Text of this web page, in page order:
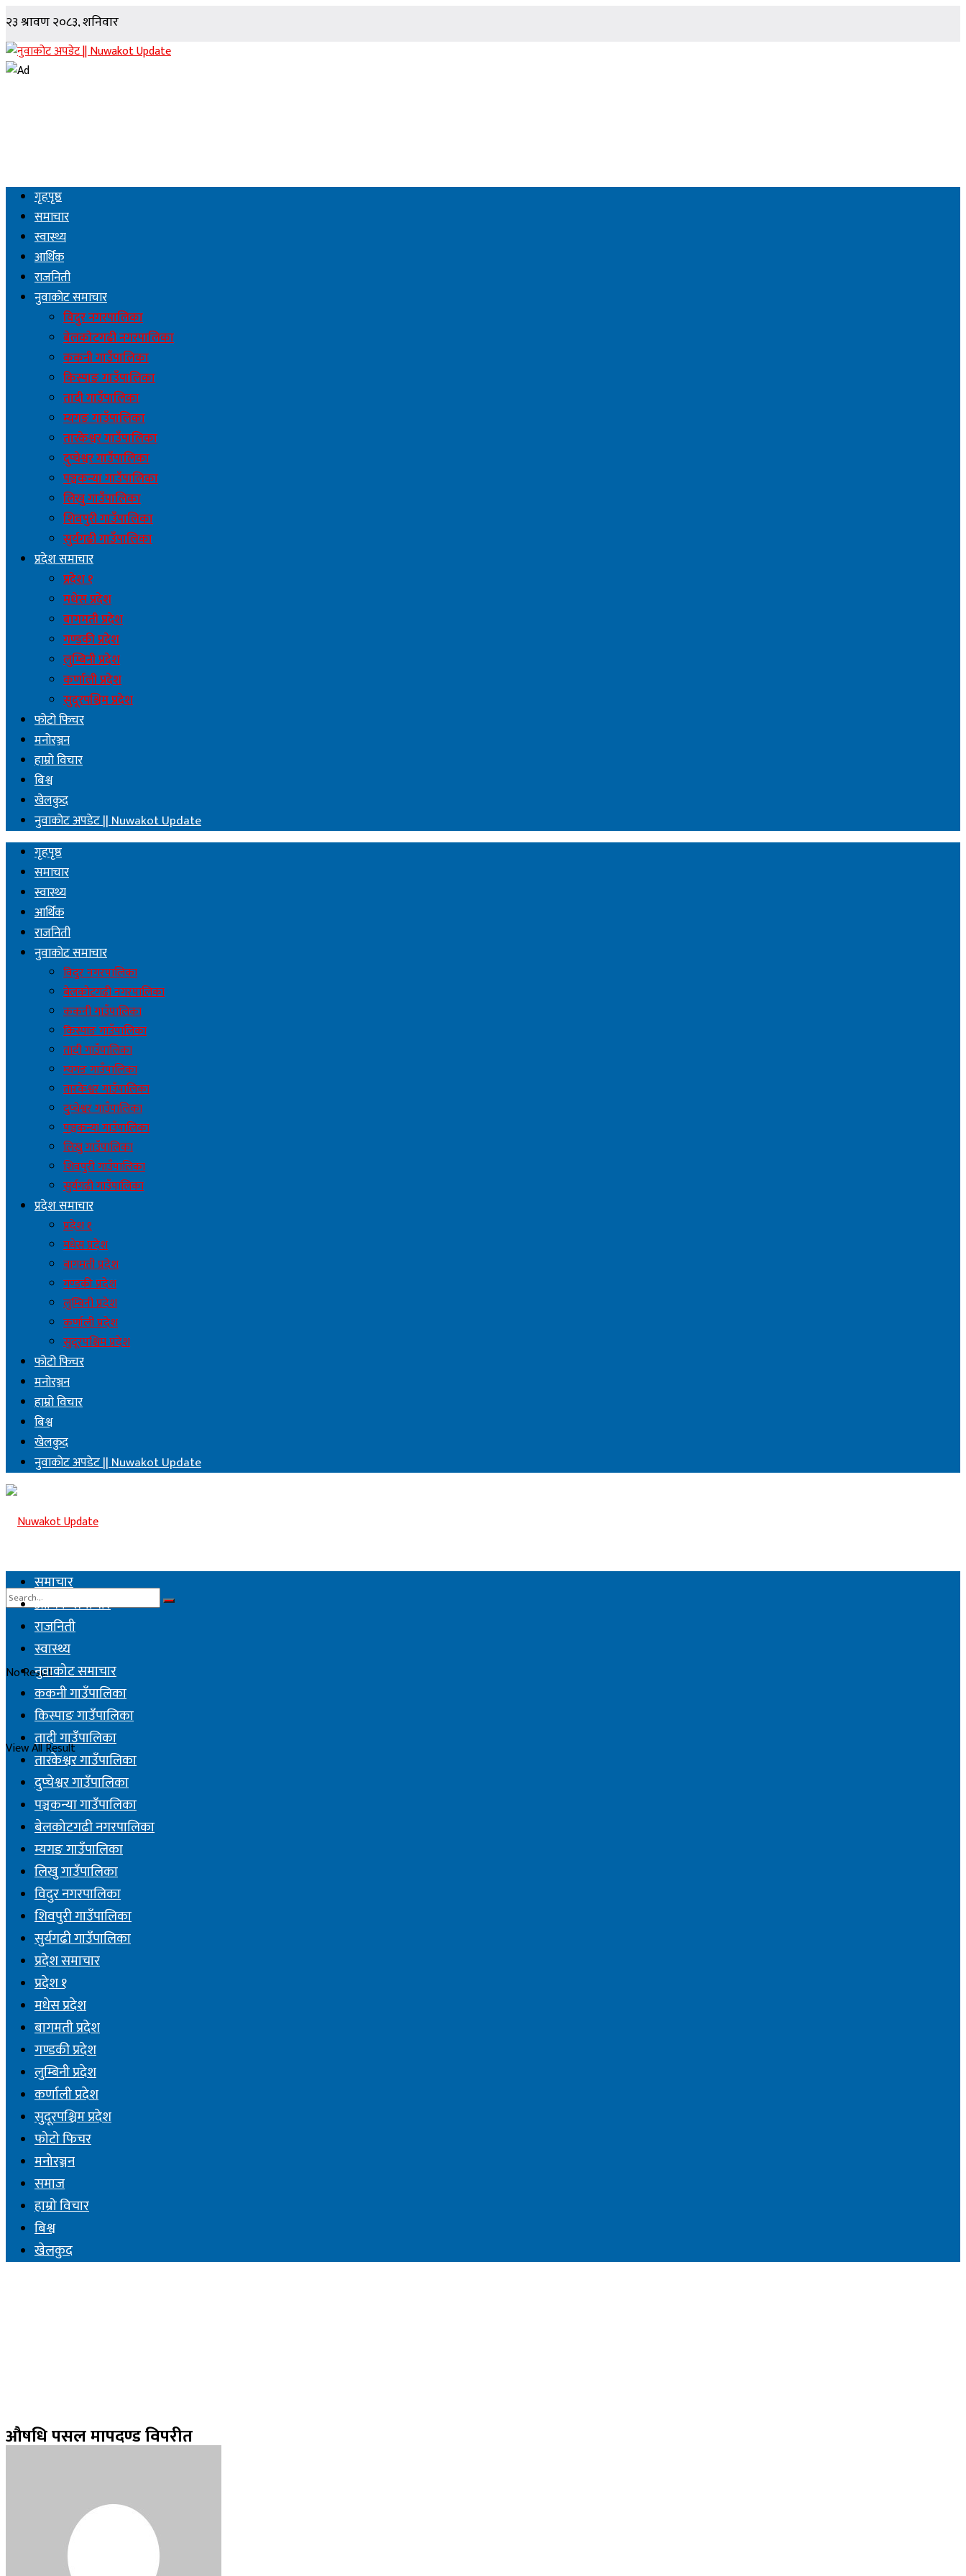
गृहपृष्ठ
समाचार
स्वास्थ्य
आर्थिक
राजनिती
नुवाकोट समाचार
विदुर नगरपालिका
बेलकोटगढी नगरपालिका
ककनी गाउँपालिका
किस्पाङ गाउँपालिका
तादी गाउँपालिका
म्यगङ गाउँपालिका
तारकेश्वर गाउँपालिका
दुप्चेश्वर गाउँपालिका
पञ्चकन्या गाउँपालिका
लिखु गाउँपालिका
शिवपुरी गाउँपालिका
सुर्यगढी गाउँपालिका
प्रदेश समाचार
प्रदेश १
मधेस प्रदेश
बागमती प्रदेश
गण्डकी प्रदेश
लुम्बिनी प्रदेश
कर्णाली प्रदेश
सुदूरपश्चिम प्रदेश
फोटो फिचर
मनोरञ्जन
हाम्रो विचार
बिश्व
खेलकुद
नुवाकोट अपडेट || Nuwakot Update
गृहपृष्ठ
समाचार
स्वास्थ्य
आर्थिक
राजनिती
नुवाकोट समाचार
विदुर नगरपालिका
बेलकोटगढी नगरपालिका
ककनी गाउँपालिका
किस्पाङ गाउँपालिका
तादी गाउँपालिका
म्यगङ गाउँपालिका
तारकेश्वर गाउँपालिका
दुप्चेश्वर गाउँपालिका
पञ्चकन्या गाउँपालिका
लिखु गाउँपालिका
शिवपुरी गाउँपालिका
सुर्यगढी गाउँपालिका
प्रदेश समाचार
प्रदेश १
मधेस प्रदेश
बागमती प्रदेश
गण्डकी प्रदेश
लुम्बिनी प्रदेश
कर्णाली प्रदेश
सुदूरपश्चिम प्रदेश
फोटो फिचर
मनोरञ्जन
हाम्रो विचार
बिश्व
खेलकुद
नुवाकोट अपडेट || Nuwakot Update
No Result
View All Result
समाचार
आर्थिक समाचार
राजनिती
स्वास्थ्य
नुवाकोट समाचार
ककनी गाउँपालिका
किस्पाङ गाउँपालिका
तादी गाउँपालिका
तारकेश्वर गाउँपालिका
दुप्चेश्वर गाउँपालिका
पञ्चकन्या गाउँपालिका
बेलकोटगढी नगरपालिका
म्यगङ गाउँपालिका
लिखु गाउँपालिका
विदुर नगरपालिका
शिवपुरी गाउँपालिका
सुर्यगढी गाउँपालिका
प्रदेश समाचार
प्रदेश १
मधेस प्रदेश
बागमती प्रदेश
गण्डकी प्रदेश
लुम्बिनी प्रदेश
कर्णाली प्रदेश
सुदूरपश्चिम प्रदेश
फोटो फिचर
मनोरञ्जन
समाज
हाम्रो विचार
बिश्व
खेलकुद
औषधि पसल मापदण्ड विपरीत